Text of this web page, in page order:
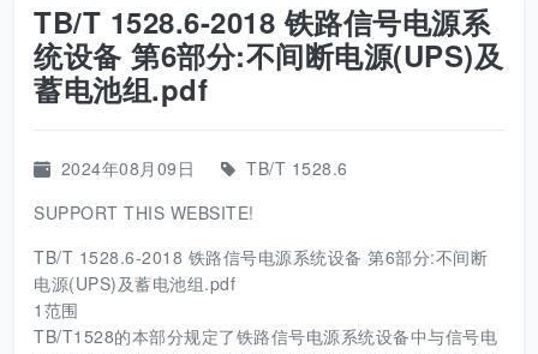
TB/T 1528.6-2018 铁路信号电源系
统设备 第6部分:不间断电源(UPS)及
蓄电池组.pdf
2024年08月09日
TB/T 1528.6
SUPPORT THIS WEBSITE!
TB/T 1528.6-2018 铁路信号电源系统设备 第6部分:不间断
电源(UPS)及蓄电池组.pdf
1范围
TB/T1528的本部分规定了铁路信号电源系统设备中与信号电